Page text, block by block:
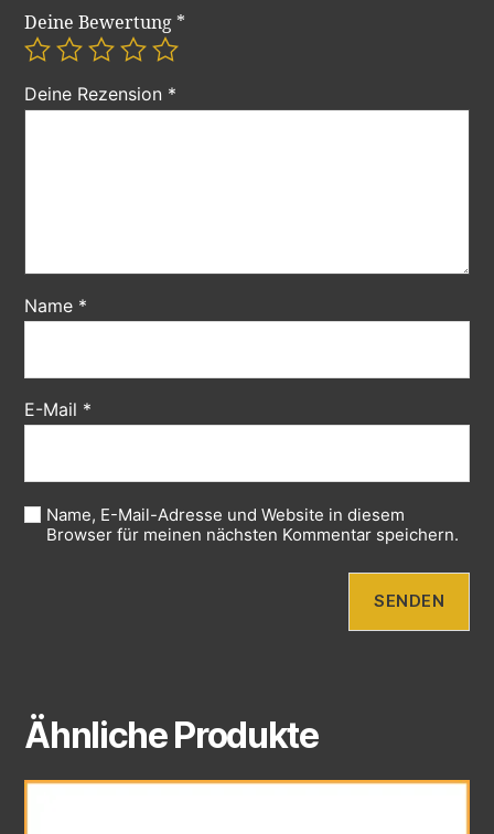
Deine Bewertung *
Deine Rezension *
Name *
E-Mail *
Name, E-Mail-Adresse und Website in diesem
Browser für meinen nächsten Kommentar speichern.
Ähnliche Produkte